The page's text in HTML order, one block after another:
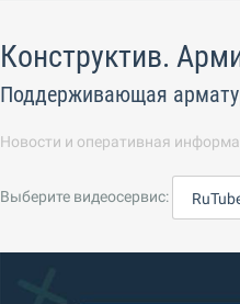
Конструктив.
Поддерживающая
Новости и оперативная
Выберите видеосервис: